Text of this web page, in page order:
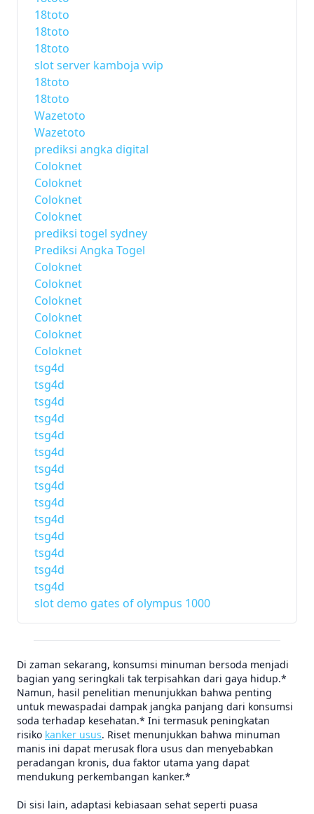
18toto
18toto
18toto
slot server kamboja vvip
18toto
18toto
Wazetoto
Wazetoto
prediksi angka digital
Coloknet
Coloknet
Coloknet
Coloknet
prediksi togel sydney
Prediksi Angka Togel
Coloknet
Coloknet
Coloknet
Coloknet
Coloknet
Coloknet
tsg4d
tsg4d
tsg4d
tsg4d
tsg4d
tsg4d
tsg4d
tsg4d
tsg4d
tsg4d
tsg4d
tsg4d
tsg4d
tsg4d
slot demo gates of olympus 1000
Di zaman sekarang, konsumsi minuman bersoda menjadi
bagian yang seringkali tak terpisahkan dari gaya hidup.*
Namun, hasil penelitian menunjukkan bahwa penting
untuk mewaspadai dampak jangka panjang dari konsumsi
soda terhadap kesehatan.* Ini termasuk peningkatan
risiko kanker usus. Riset menunjukkan bahwa minuman
manis ini dapat merusak flora usus dan menyebabkan
peradangan kronis, dua faktor utama yang dapat
mendukung perkembangan kanker.*
Di sisi lain, adaptasi kebiasaan sehat seperti puasa